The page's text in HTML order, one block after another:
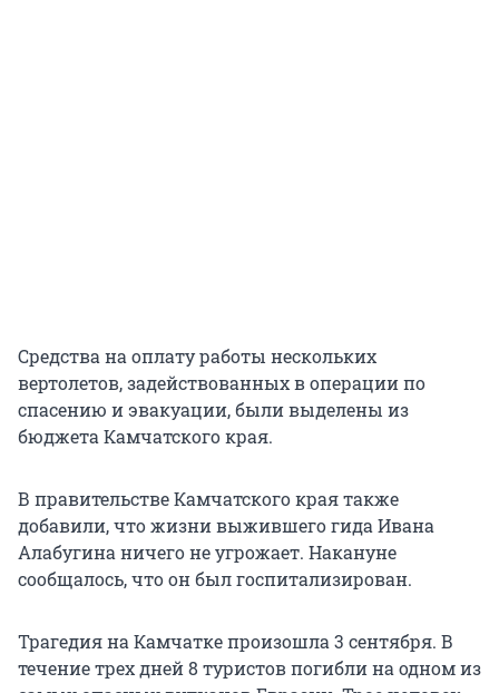
Средства на оплату работы нескольких
вертолетов, задействованных в операции по
спасению и эвакуации, были выделены из
бюджета Камчатского края.
В правительстве Камчатского края также
добавили, что жизни выжившего гида Ивана
Алабугина ничего не угрожает. Накануне
сообщалось, что он был госпитализирован.
Трагедия на Камчатке произошла 3 сентября. В
течение трех дней 8 туристов погибли на одном из